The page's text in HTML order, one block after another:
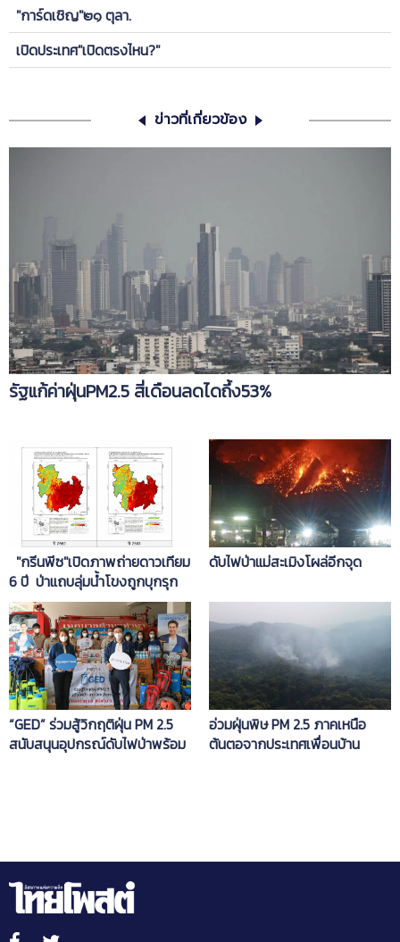
"การ์ดเชิญ"๒๑ ตุลา.
เปิดประเทศ"เปิดตรงไหน?"
ข่าวที่เกี่ยวข้อง
รัฐแก้ค่าฝุ่นPM2.5 สี่เดือนลดไดถึ้ง53%
"กรีนพีซ"เปิดภาพถ่ายดาวเทียม
6 ปี ป่าแถบลุ่มน้ำโขงถูกบุกรุก
กระทบPM2.5 ไทยพุ่ง
ดับไฟป่าแม่สะเมิงโผล่อีกจุด
“GED” ร่วมสู้วิกฤติฝุ่น PM 2.5
สนับสนุนอุปกรณ์ดับไฟป่าพร้อม
อ่วมฝุ่นพิษ PM 2.5 ภาคเหนือ
ต้นตอจากประเทศเพื่อนบ้าน